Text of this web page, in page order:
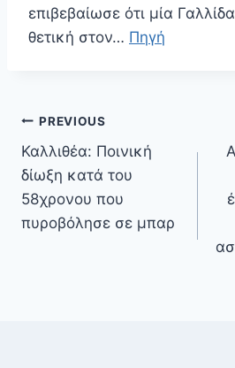
επιβεβαίωσε ότι μία
θετική στον… Πηγή
Πλοήγηση
άρθρων
PREVIOUS
Καλλιθέα: Ποινική
δίωξη κατά του
58χρονου που
πυροβόλησε σε μπαρ